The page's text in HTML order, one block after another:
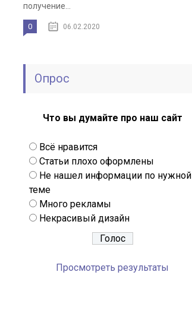
получение...
0 06.02.2020
Опрос
Что вы думайте про наш сайт
Всё нравится
Статьи плохо оформлены
Не нашел информации по нужной
теме
Много рекламы
Некрасивый дизайн
Просмотреть результаты